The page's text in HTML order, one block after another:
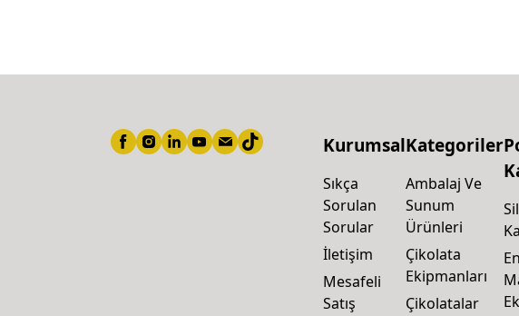
Kurumsal
Sıkça
Sorulan
Sorular
İletişim
Mesafeli
Satış
Kategoriler
Ambalaj Ve
Sunum
Ürünleri
Çikolata
Ekipmanları
Çikolatalar